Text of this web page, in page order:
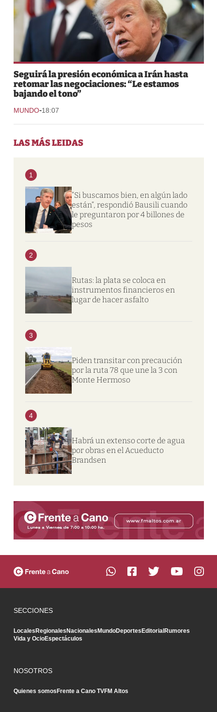
Seguirá la presión económica a Irán hasta
retomar las negociaciones: “Le estamos
bajando el tono”
MUNDO-18:07
LAS MÁS LEIDAS
1
“Si buscamos bien, en algún lado
están”, respondió Bausili cuando
le preguntaron por 4 billones de
pesos
2
Rutas: la plata se coloca en
instrumentos financieros en
lugar de hacer asfalto
3
Piden transitar con precaución
por la ruta 78 que une la 3 con
Monte Hermoso
4
Habrá un extenso corte de agua
por obras en el Acueducto
Brandsen
SECCIONES
LocalesRegionalesNacionalesMundoDeportesEditorialRumores
Vida y OcioEspectáculos
NOSOTROS
Quienes somosFrente a Cano TVFM Altos